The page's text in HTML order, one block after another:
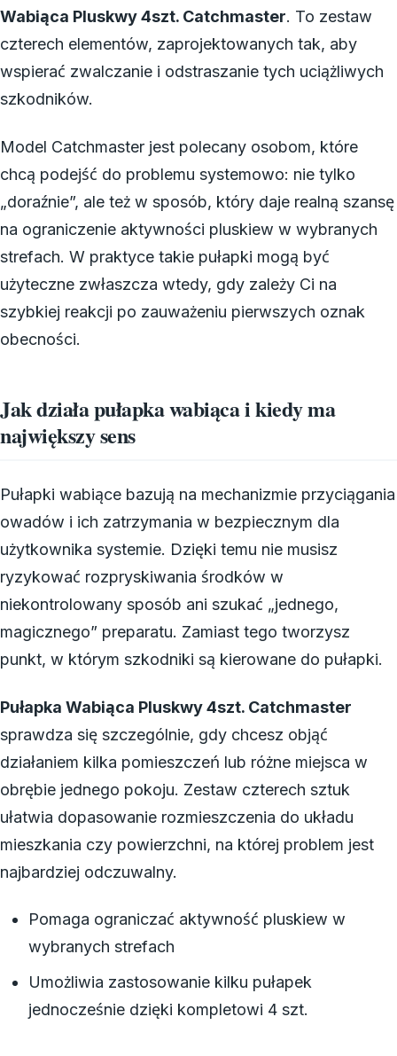
Wabiąca Pluskwy 4szt. Catchmaster. To zestaw
czterech elementów, zaprojektowanych tak, aby
wspierać zwalczanie i odstraszanie tych uciążliwych
szkodników.
Model Catchmaster jest polecany osobom, które
chcą podejść do problemu systemowo: nie tylko
„doraźnie”, ale też w sposób, który daje realną szansę
na ograniczenie aktywności pluskiew w wybranych
strefach. W praktyce takie pułapki mogą być
użyteczne zwłaszcza wtedy, gdy zależy Ci na
szybkiej reakcji po zauważeniu pierwszych oznak
obecności.
Jak działa pułapka wabiąca i kiedy ma
największy sens
Pułapki wabiące bazują na mechanizmie przyciągania
owadów i ich zatrzymania w bezpiecznym dla
użytkownika systemie. Dzięki temu nie musisz
ryzykować rozpryskiwania środków w
niekontrolowany sposób ani szukać „jednego,
magicznego” preparatu. Zamiast tego tworzysz
punkt, w którym szkodniki są kierowane do pułapki.
Pułapka Wabiąca Pluskwy 4szt. Catchmaster
sprawdza się szczególnie, gdy chcesz objąć
działaniem kilka pomieszczeń lub różne miejsca w
obrębie jednego pokoju. Zestaw czterech sztuk
ułatwia dopasowanie rozmieszczenia do układu
mieszkania czy powierzchni, na której problem jest
najbardziej odczuwalny.
Pomaga ograniczać aktywność pluskiew w
wybranych strefach
Umożliwia zastosowanie kilku pułapek
jednocześnie dzięki kompletowi 4 szt.